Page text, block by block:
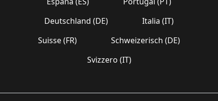
Deutschland (DE)
Italia (IT)
Suisse (FR)
Schweizerisch (DE)
Svizzero (IT)